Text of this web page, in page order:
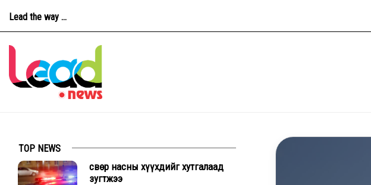
Lead the way ...
TOP NEWS
Өсвөр насны хүүхдийг хутгалаад
зугтжээ